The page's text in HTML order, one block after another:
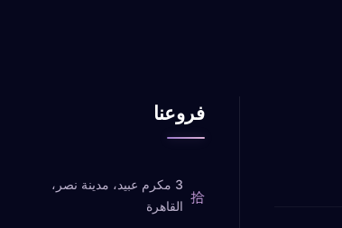
فروعنا
3 مكرم عبيد، مدينة نصر،
القاهرة